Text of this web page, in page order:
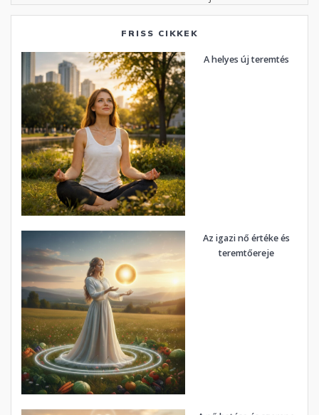
FRISS CIKKEK
A helyes új teremtés
Az igazi nő értéke és
teremtőereje